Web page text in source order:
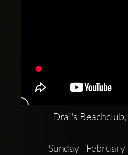
Drai's Beachclub,
Sunday